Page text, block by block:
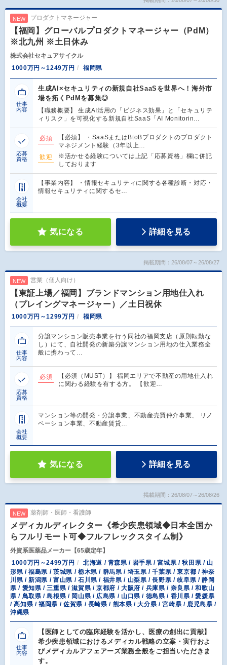
NEW プロダクトマネージャー
【福岡】グローバルプロダクトマネージャー（PdM）
※北九州 ※土日休み
株式会社セキュアサイクル
1000万円～1249万円
福岡県
仕事
内容
生成AI×セキュリティの新規自社SaaSを世界へ！海外市
場を拓くPdMを募集◎
【職務概要】 生成AI活用の「ビジネス効果」と「セキュリテ
ィリスク」を可視化する新規自社SaaS「AI Monitorin…
応募
資格
必須
【必須】 ・SaaSまたはBtoBプロダクトのプロダクト
マネジメント経験（3年以上…
歓迎
※活かせる経験については上記「応募資格」欄に併記
しております
会社
概要
【事業内容】 ・情報セキュリティに関する各種診断・対応・
情報セキュリティに関するセ…
気になる 詳細を見る
掲載期間：26/08/07～26/08/27
NEW 営業（個人向け）
【東証上場／福岡】ブランドマンション用地仕入れ
（プレイングマネージャー）／土日祝休
1000万円～1299万円 福岡県
仕事
内容
分譲マンション販売事業を行う同社の福岡支店（原則転勤な
し）にて、自社開発の新築分譲マンション用地の仕入業務全
般に携わって…
応募
資格
必須
【必須（MUST）】 福岡エリアで不動産の用地仕入れ
に関わる経験を有する方。 【歓迎…
会社
概要
マンション等の開発・分譲事業、不動産売買仲介事業、 リノ
ベーション事業、不動産賃貸…
気になる 詳細を見る
掲載期間：26/08/07～26/08/26
NEW 薬剤師・医師・看護師
メディカルディレクター《希少疾患領域◆日本全国か
らフルリモート可◆フルフレックスタイム制》
外資系医薬品メーカー【65歳定年】
1000万円～2499万円
北海道 / 青森県 / 岩手県 / 宮城県 / 秋田県 / 山
形県 / 福島県 / 茨城県 / 栃木県 / 群馬県 / 埼玉県 / 千葉県 / 東京都 / 神奈
川県 / 新潟県 / 富山県 / 石川県 / 福井県 / 山梨県 / 長野県 / 岐阜県 / 静岡
県 / 愛知県 / 三重県 / 滋賀県 / 京都府 / 大阪府 / 兵庫県 / 奈良県 / 和歌山
県 / 鳥取県 / 島根県 / 岡山県 / 広島県 / 山口県 / 徳島県 / 香川県 / 愛媛県
/ 高知県 / 福岡県 / 佐賀県 / 長崎県 / 熊本県 / 大分県 / 宮崎県 / 鹿児島県 /
沖縄県
仕事
内容
【医師としての臨床経験を活かし、医療の創出に貢献】
希少疾患領域におけるメディカル戦略の立案・実行およ
びメディカルアフェアーズ業務全般をご担当いただきま
す。